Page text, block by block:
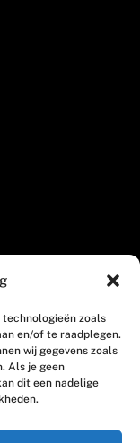
technologieën zoals
en/of te raadplegen.
wij gegevens zoals
Als je geen
dit een nadelige